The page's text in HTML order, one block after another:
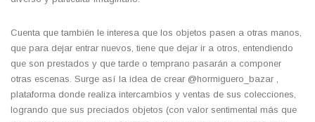
Cuenta que también le interesa que los objetos pasen a otras manos,
que para dejar entrar nuevos, tiene que dejar ir a otros, entendiendo
que son prestados y que tarde o temprano pasarán a componer
otras escenas. Surge así la idea de crear @hormiguero_bazar ,
plataforma donde realiza intercambios y ventas de sus colecciones,
logrando que sus preciados objetos (con valor sentimental más que